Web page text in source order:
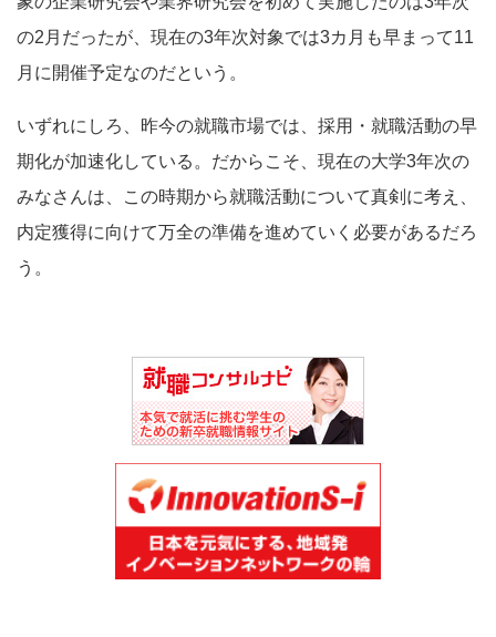
の2月だったが、現在の3年次対象では3カ月も早まって11
月に開催予定なのだという。
いずれにしろ、昨今の就職市場では、採用・就職活動の早
期化が加速化している。だからこそ、現在の大学3年次の
みなさんは、この時期から就職活動について真剣に考え、
内定獲得に向けて万全の準備を進めていく必要があるだろ
う。